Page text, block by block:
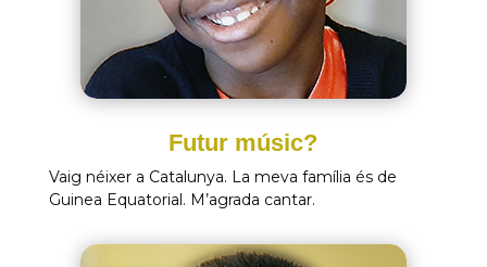
Futur músic?
Vaig néixer a Catalunya. La meva família és de
Guinea Equatorial. M’agrada cantar.